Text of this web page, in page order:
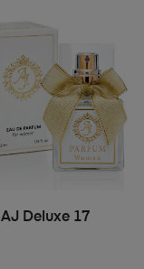
AJ Deluxe 17